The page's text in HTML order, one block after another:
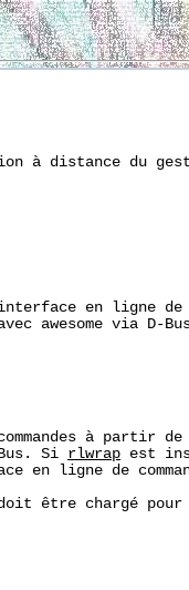
à distance du
en ligne
awesome via D-
à partir
Si
rlwrap est
en ligne de
être chargé pour